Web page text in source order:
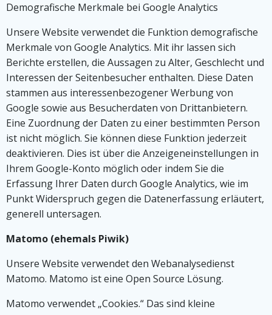
Demografische Merkmale bei Google Analytics
Unsere Website verwendet die Funktion demografische
Merkmale von Google Analytics. Mit ihr lassen sich
Berichte erstellen, die Aussagen zu Alter, Geschlecht und
Interessen der Seitenbesucher enthalten. Diese Daten
stammen aus interessenbezogener Werbung von
Google sowie aus Besucherdaten von Drittanbietern.
Eine Zuordnung der Daten zu einer bestimmten Person
ist nicht möglich. Sie können diese Funktion jederzeit
deaktivieren. Dies ist über die Anzeigeneinstellungen in
Ihrem Google-Konto möglich oder indem Sie die
Erfassung Ihrer Daten durch Google Analytics, wie im
Punkt Widerspruch gegen die Datenerfassung erläutert,
generell untersagen.
Matomo (ehemals Piwik)
Unsere Website verwendet den Webanalysedienst
Matomo. Matomo ist eine Open Source Lösung.
Matomo verwendet „Cookies.“ Das sind kleine